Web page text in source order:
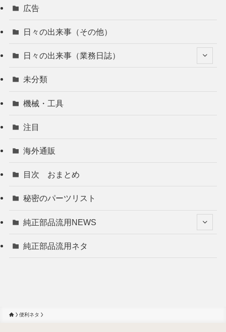
広告
日々の出来事（その他）
日々の出来事（業務日誌）
未分類
機械・工具
注目
海外通販
目次 おまとめ
秘密のパーツリスト
純正部品流用NEWS
純正部品流用ネタ
便利ネタ